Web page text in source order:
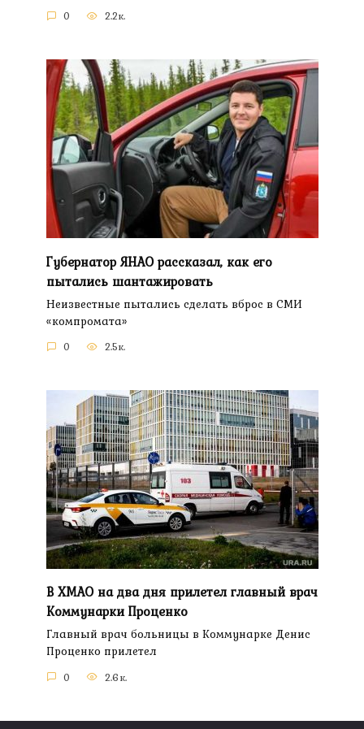
0 2.2к.
Губернатор ЯНАО рассказал, как его
пытались шантажировать
Неизвестные пытались сделать вброс в СМИ
«компромата»
0 2.5к.
В ХМАО на два дня прилетел главный врач
Коммунарки Проценко
Главный врач больницы в Коммунарке Денис
Проценко прилетел
0 2.6к.